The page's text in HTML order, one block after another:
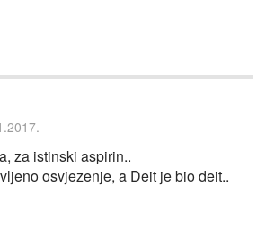
za istinski aspirin..
osvjezenje, a Deit je bio deit..